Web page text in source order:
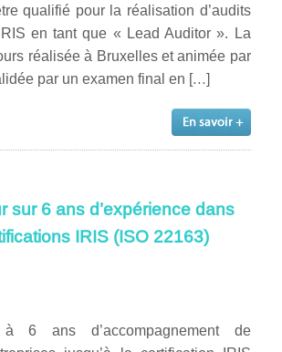
qualifié pour la réalisation d’audits
en tant que « Lead Auditor ». La
réalisée à Bruxelles et animée par
par un examen final en […]
sur 6 ans d’expérience dans
IRIS (ISO 22163)
6 ans d’accompagnement de